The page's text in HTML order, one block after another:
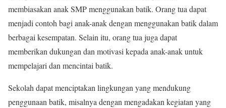
membiasakan anak SMP menggunakan batik. Orang tua dapat
menjadi contoh bagi anak-anak dengan menggunakan batik dalam
berbagai kesempatan. Selain itu, orang tua juga dapat
memberikan dukungan dan motivasi kepada anak-anak untuk
mempelajari dan mencintai batik.
Sekolah dapat menciptakan lingkungan yang mendukung
penggunaan batik, misalnya dengan mengadakan kegiatan yang